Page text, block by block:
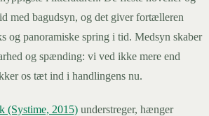
med bagudsyn, og det giver fortælleren
og panoramiske spring i tid. Medsyn skaber
og spænding: vi ved ikke mere end
os tæt ind i handlingens nu.
(Systime, 2015) understreger, hænger